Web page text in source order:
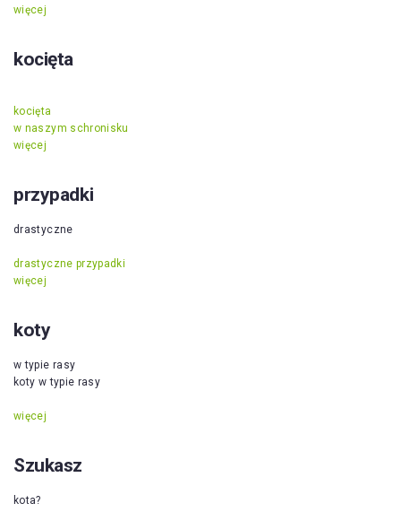
więcej
kocięta
kocięta
w naszym schronisku
więcej
przypadki
drastyczne
drastyczne przypadki
więcej
koty
w typie rasy
koty w typie rasy
więcej
Szukasz
kota?